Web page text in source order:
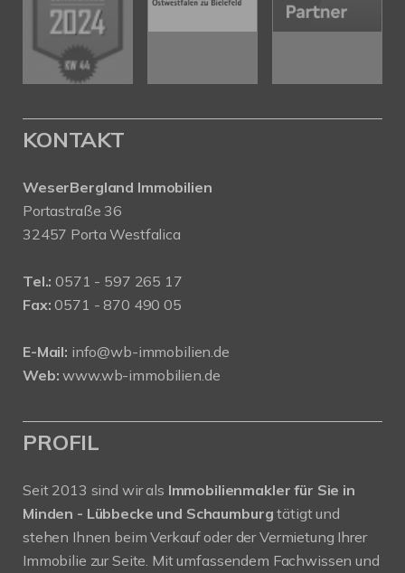
KONTAKT
WeserBergland Immobilien
Portastraße 36
32457 Porta Westfalica
Tel.: 0571 - 597 265 17
Fax: 0571 - 870 490 05
E-Mail: info@wb-immobilien.de
Web: www.wb-immobilien.de
PROFIL
Seit 2013 sind wir als Immobilienmakler für Sie in
Minden - Lübbecke und Schaumburgtätigt und
stehen Ihnen beim Verkauf oder der Vermietung Ihrer
Immobilie zur Seite. Mit umfassendem Fachwissen und